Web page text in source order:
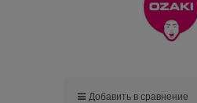
Добавить в сравнение